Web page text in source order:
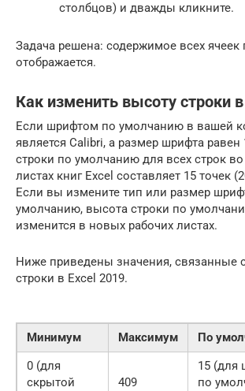
столбцов) и дважды кликните.
Задача решена: содержимое всех
отображается.
Как изменить высоту строки в
Если шрифтом по умолчанию в вашей
является Calibri, а размер шрифта равен
строки по умолчанию для всех строк
листах книг Excel составляет 15 точек
Если вы измените тип или размер
умолчанию, высота строки по
изменится в новых рабочих листах.
Ниже приведены значения, связанные
строки в Excel 2019.
Минимум Максимум
По
0 (для
скрытой
409
15 (для
по